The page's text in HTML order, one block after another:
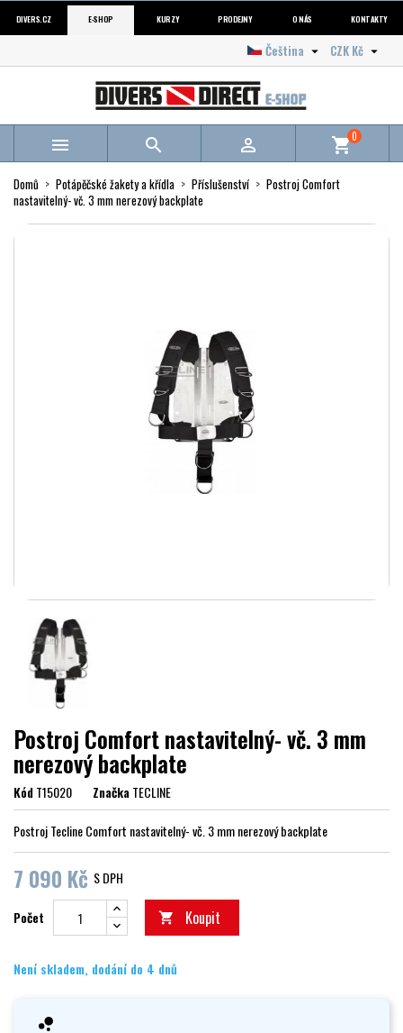
DIVERS.CZ E-SHOP KURZY PRODEJNY O NÁS KONTAKTY
CZK Kč 
Čeština 
   shopping_cart0
Domů Potápěčské žakety a křídla Příslušenství
Postroj Comfort
nastavitelný- vč. 3 mm nerezový backplate
Postroj Comfort nastavitelný- vč. 3 mm
nerezový backplate
KódT15020 ZnačkaTECLINE
Postroj Tecline Comfort nastavitelný- vč. 3 mm nerezový backplate
7 090 Kč S DPH
Počet  Koupit
Není skladem, dodání do 4 dnů